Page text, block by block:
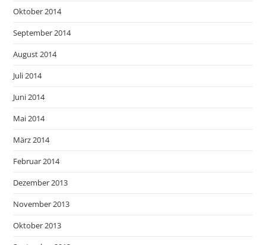
Oktober 2014
September 2014
August 2014
Juli 2014
Juni 2014
Mai 2014
März 2014
Februar 2014
Dezember 2013
November 2013
Oktober 2013